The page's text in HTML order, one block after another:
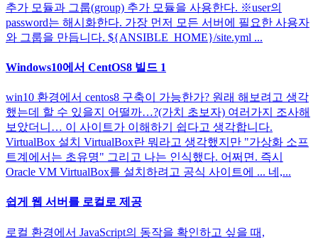
추가 모듈과 그룹(group) 추가 모듈을 사용한다. ※user의
password는 해시화한다. 가장 먼저 모든 서버에 필요한 사용자
와 그룹을 만듭니다. ${ANSIBLE_HOME}/site.yml ...
Windows10에서 CentOS8 빌드 1
win10 환경에서 centos8 구축이 가능한가? 원래 해보려고 생각
했는데 할 수 있을지 어떨까…?(가치 초보자) 여러가지 조사해
보았더니… 이 사이트가 이해하기 쉽다고 생각합니다.
VirtualBox 설치 VirtualBox란 뭐라고 생각했지만 "가상화 소프
트계에서는 초유명" 그리고 나는 인식했다. 어쩌면. 즉시
Oracle VM VirtualBox를 설치하려고 공식 사이트에 ... 네,...
쉽게 웹 서버를 로컬로 제공
로컬 환경에서 JavaScript의 동작을 확인하고 싶을 때,